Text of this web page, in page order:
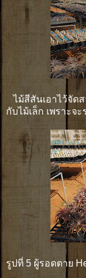
ไม้สีสันเอาไว้จัด
กับไม้เล็ก เพราะจ
รูปที่ 5 ผู้รอดตาย